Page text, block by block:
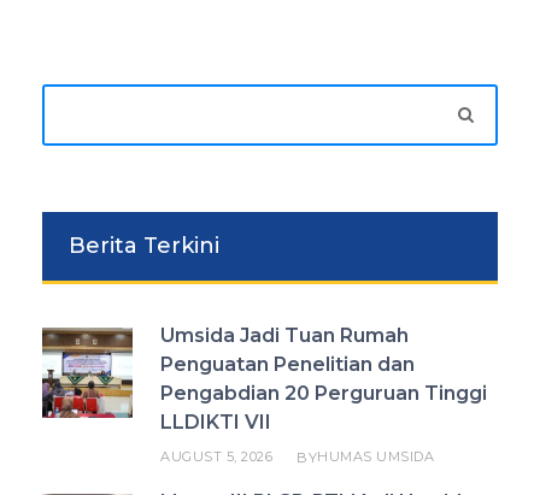
Berita Terkini
Umsida Jadi Tuan Rumah
Penguatan Penelitian dan
Pengabdian 20 Perguruan Tinggi
LLDIKTI VII
AUGUST 5, 2026 BYHUMAS UMSIDA